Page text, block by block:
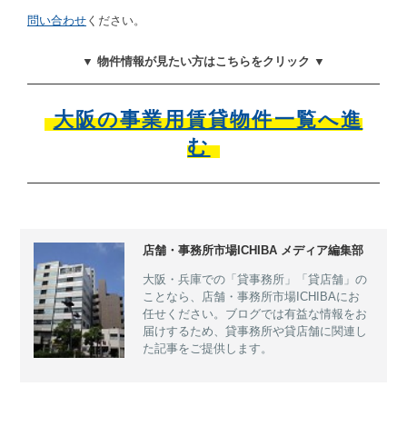
問い合わせ ください。
▼ 物件情報が見たい方はこちらをクリック ▼
大阪の事業用賃貸物件一覧へ進
む
店舗・事務所市場ICHIBA メディア編集部
大阪・兵庫での「貸事務所」「貸店舗」の
ことなら、店舗・事務所市場ICHIBAにお
任せください。ブログでは有益な情報をお
届けするため、貸事務所や貸店舗に関連し
た記事をご提供します。